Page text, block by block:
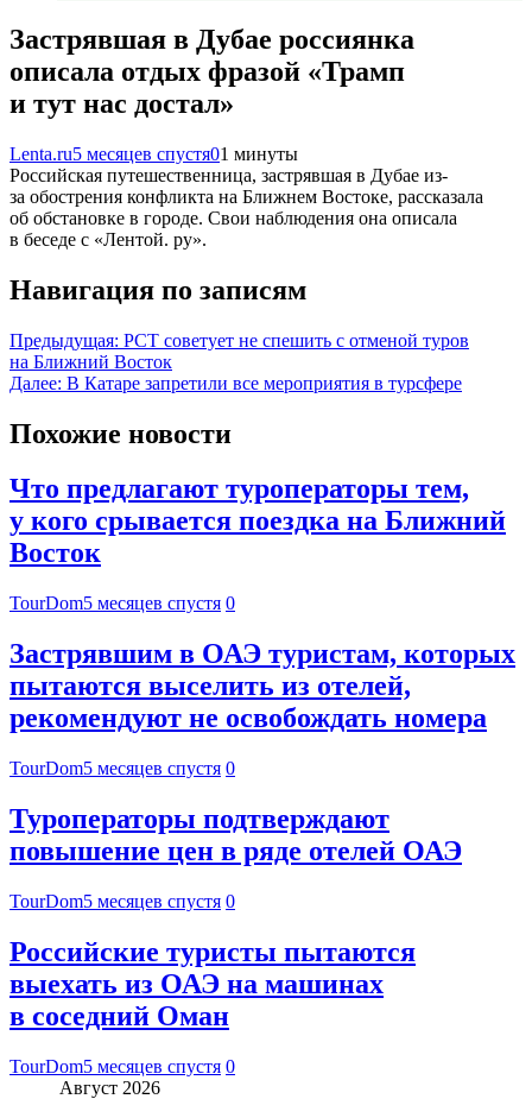
Застрявшая в Дубае россиянка
описала отдых фразой «Трамп
и тут нас достал»
Lenta.ru5 месяцев спустя01 минуты
Российская путешественница, застрявшая в Дубае из-
за обострения конфликта на Ближнем Востоке, рассказала
об обстановке в городе. Свои наблюдения она описала
в беседе с «Лентой. ру».
Навигация по записям
Предыдущая: РСТ советует не спешить с отменой туров
на Ближний Восток
Далее: В Катаре запретили все мероприятия в турсфере
Похожие новости
Что предлагают туроператоры тем,
у кого срывается поездка на Ближний
Восток
TourDom5 месяцев спустя 0
Застрявшим в ОАЭ туристам, которых
пытаются выселить из отелей,
рекомендуют не освобождать номера
TourDom5 месяцев спустя 0
Туроператоры подтверждают
повышение цен в ряде отелей ОАЭ
TourDom5 месяцев спустя 0
Российские туристы пытаются
выехать из ОАЭ на машинах
в соседний Оман
TourDom5 месяцев спустя 0
Август 2026